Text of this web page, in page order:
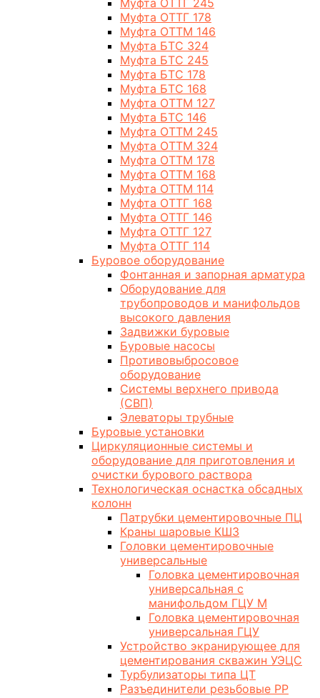
Муфта ОТТГ 245
Муфта ОТТГ 178
Муфта ОТТМ 146
Муфта БТС 324
Муфта БТС 245
Муфта БТС 178
Муфта БТС 168
Муфта ОТТМ 127
Муфта БТС 146
Муфта ОТТМ 245
Муфта ОТТМ 324
Муфта ОТТМ 178
Муфта ОТТМ 168
Муфта ОТТМ 114
Муфта ОТТГ 168
Муфта ОТТГ 146
Муфта ОТТГ 127
Муфта ОТТГ 114
Буровое оборудование
Фонтанная и запорная арматура
Оборудование для
трубопроводов и манифольдов
высокого давления
Задвижки буровые
Буровые насосы
Противовыбросовое
оборудование
Системы верхнего привода
(СВП)
Элеваторы трубные
Буровые установки
Циркуляционные системы и
оборудование для приготовления и
очистки бурового раствора
Технологическая оснастка обсадных
колонн
Патрубки цементировочные ПЦ
Краны шаровые КШЗ
Головки цементировочные
универсальные
Головка цементировочная
универсальная с
манифольдом ГЦУ М
Головка цементировочная
универсальная ГЦУ
Устройство экранирующее для
цементирования скважин УЭЦС
Турбулизаторы типа ЦТ
Разъединители резьбовые РР